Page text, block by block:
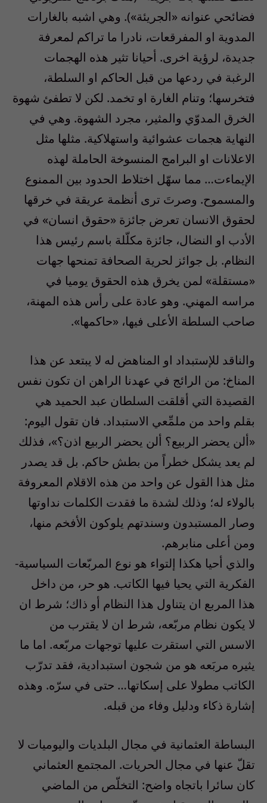
فضائحي عنوانه «الجريئة»). وهي اشبه بالغارات
المدوية او المفرقعات، نادرا ما تراكم لمعرفة
جديدة، لرؤية اخرى. أحيانا تثير هذه الهجمات
الرغبة في ردعها من قبل الحاكم او السلطة،
فتخرسها؛ وتنام الغارة او تخمد. لكن لا تطفئ شهوة
الخرق المدوّي والمثير، مجرد الشهوة. وهي في
النهاية هجمات عشوائية واستهلاكية. مثلها مثل
الاعلانات او البرامج المنسوخة الحاملة لهذه
الإيماءت… مما سهّل اختلاط الحدود بين الممنوع
والمسموح. وصرتَ ترى أنظمة عريقة في خرقها
لحقوق الانسان تعرض جائزة «حقوق انسان» في
الأدب او النضال، جائزة مكلّلة باسم رئيس هذا
النظام. بل جوائز لحرية الصحافة تمنحها جهات
«مستقلة» لمن يخرق هذه الحقوق يوميا في
مراسه المهني. وهو عادة على رأس هذه المهنة،
صاحب السلطة الأعلى فيها، «حاكمها».
والناقد للإستبداد او المناهض له لا يبتعد عن هذا
المناخ: من الرائج في عهدنا الراهن ان تكون نفس
القصيدة التي أقلقت السلطان عبد الحميد هي
بقلم واحد من ملمِّعي الاستبداد. فان تقول اليوم:
«ألن يحضر الربيع؟ ألن يحضر الربيع اذن؟»، فذلك
لم يعد يشكل خطراً من بطش حاكم. بل قد يصدر
مثل هذا القول عن واحد من هذه الاقلام المعروفة
بالولاء له؛ وذلك لشدة ما فقدت الكلمات نداوتها
وصار المستبدون وسندتهم يلوكون الأفخم منها،
ومن أعلى منابرهم.
والذي أحيا هكذا إلتواء هو نوع المربّعات السياسية-
الفكرية التي يحيا فيها الكاتب. هو حر، من داخل
هذا المربع ان يتناول هذا النظام أو ذاك؛ شرط ان
لا يكون نظام مربّعه، شرط ان لا يقترب من
الاسس التي استقرت عليها توجهات مربّعه. اما ما
يثيره مربَعه هو من شجون استبدادية، فقد تدرّب
الكاتب مطولا على إسكاتها… حتى في سرّه. وهذه
إشارة ذكاء ودليل وفاء من قبله.
البساطة العثمانية في مجال البلديات واليوميات لا
تقلّ عنها في مجال الحريات. المجتمع العثماني
كان سائرا باتجاه واضح: التخلّص من الماضي